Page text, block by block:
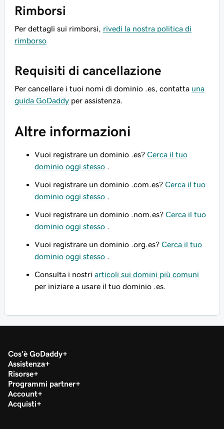
Rimborsi
Per dettagli sui rimborsi, rivedi la nostra politica di
rimborso
Requisiti di cancellazione
Per cancellare i tuoi nomi di dominio .es, contatta una
guida GoDaddy per assistenza.
Altre informazioni
Vuoi registrare un dominio .es? Cerca il tuo
dominio oggi stesso
Vuoi registrare un dominio .com.es? Cerca il tuo
dominio oggi stesso
Vuoi registrare un dominio .nom.es? Cerca il tuo
dominio oggi stesso
Vuoi registrare un dominio .org.es? Cerca il tuo
dominio oggi stesso
Consulta i nostri articoli sui domini più comuni
per iniziare a usare il tuo dominio .es.
Cos'è GoDaddy
Assistenza
Risorse
Programmi partner
Account
Acquisti